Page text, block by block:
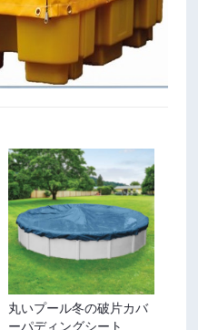
丸いプール冬の破片カバ
ーパディングシート